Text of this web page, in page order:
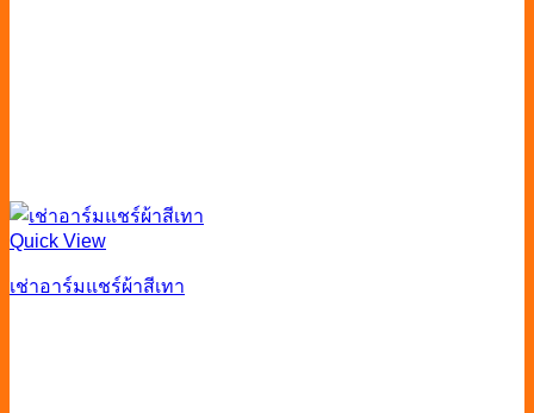
Quick View
เช่าอาร์มแชร์ผ้าสีเทา